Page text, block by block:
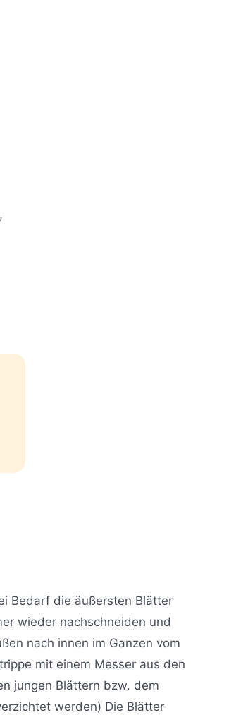
Bedarf die äußersten Blätter
wieder nachschneiden und
nach innen im Ganzen vom
mit einem Messer aus den
jungen Blättern bzw. dem
werden) Die Blätter